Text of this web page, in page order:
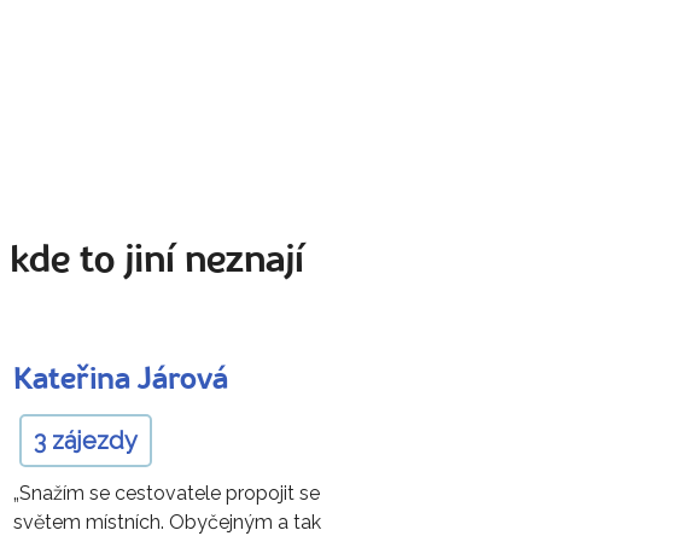
kde to jiní neznají
Kateřina Járová
3 zájezdy
„Snažím se cestovatele propojit se
světem místních. Obyčejným a tak